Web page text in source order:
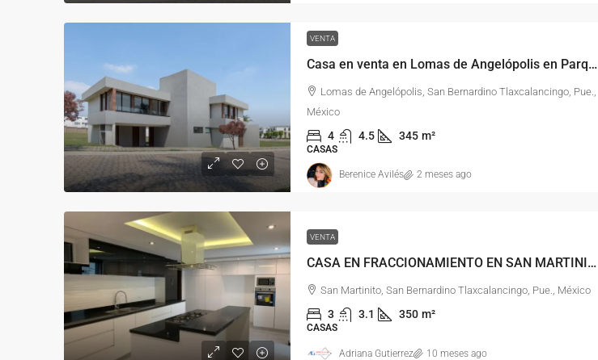
VENTA
Casa en venta en Lomas de Angelópolis en Parque Jalisco
Lomas de Angelópolis, San Bernardino Tlaxcalancingo, Pue.,
México
4 4.5 345 m²
CASAS
Berenice Avilés 2 meses ago
VENTA
CASA EN FRACCIONAMIENTO EN SAN MARTINITO SAN ANDRES CHOULA PUEBLA EN VENTA
San Martinito, San Bernardino Tlaxcalancingo, Pue., México
3 3.1 350 m²
CASAS
Adriana Gutierrez 10 meses ago